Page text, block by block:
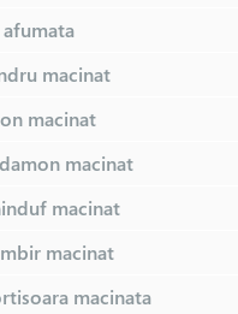
macinat
macinat
macinat
macinat
macinat
macinata